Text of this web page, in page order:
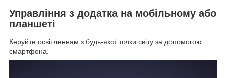
Управління з додатка на мобільному або
планшеті
Керуйте освітленням з будь-якої точки світу за допомогою
смартфона.